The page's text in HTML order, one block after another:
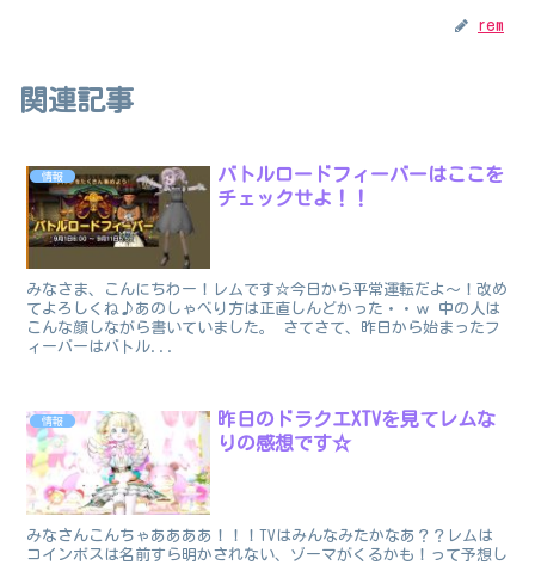
rem
関連記事
情報
バトルロードフィーバーはここを
チェックせよ！！
みなさま、こんにちわー！レムです☆今日から平常運転だよ～！改め
てよろしくね♪あのしゃべり方は正直しんどかった・・ｗ 中の人は
こんな顔しながら書いていました。 さてさて、昨日から始まったフ
ィーバーはバトル...
情報
昨日のドラクエXTVを見てレムな
りの感想です☆
みなさんこんちゃああああ！！！TVはみんなみたかなあ？？レムは
コインボスは名前すら明かされない、ゾーマがくるかも！って予想し